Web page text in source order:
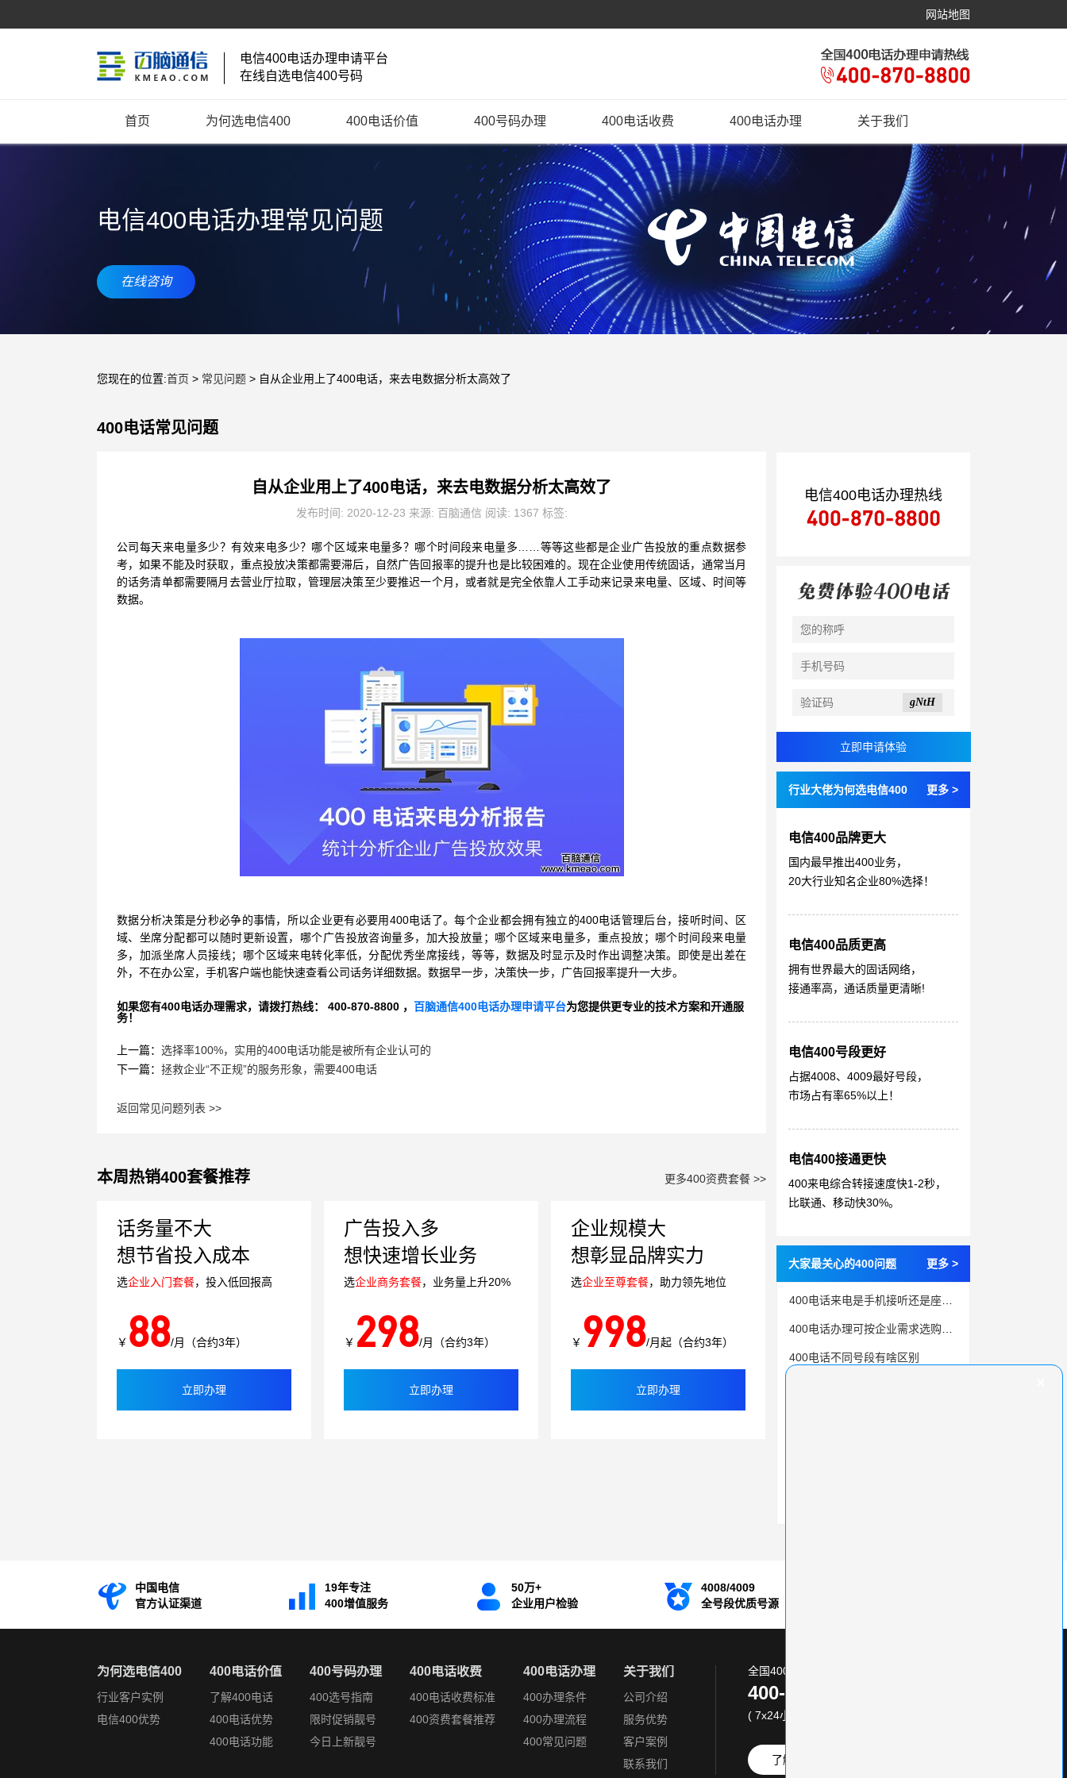
网站地图
电信400电话办理申请平台
在线自选电信400号码
首页 为何选电信400 400电话价值 400号码办理 400电话收费 400电话办理 关于我们
电信400电话办理常见问题
在线咨询
您现在的位置:首页 > 常见问题 > 自从企业用上了400电话，来去电数据分析太高效了
400电话常见问题
自从企业用上了400电话，来去电数据分析太高效了
发布时间: 2020-12-23 来源: 百脑通信 阅读: 1367 标签:
公司每天来电量多少？有效来电多少？哪个区域来电量多？哪个时间段来电量多……等等这些都是企业广告投放的重点数据参
考，如果不能及时获取，重点投放决策都需要滞后，自然广告回报率的提升也是比较困难的。现在企业使用传统固话，通常当月
的话务清单都需要隔月去营业厅拉取，管理层决策至少要推迟一个月，或者就是完全依靠人工手动来记录来电量、区域、时间等
数据。
数据分析决策是分秒必争的事情，所以企业更有必要用400电话了。每个企业都会拥有独立的400电话管理后台，接听时间、区
域、坐席分配都可以随时更新设置，哪个广告投放咨询量多，加大投放量；哪个区域来电量多，重点投放；哪个时间段来电量
多，加派坐席人员接线；哪个区域来电转化率低，分配优秀坐席接线，等等，数据及时显示及时作出调整决策。即使是出差在
外，不在办公室，手机客户端也能快速查看公司话务详细数据。数据早一步，决策快一步，广告回报率提升一大步。
如果您有400电话办理需求，请拨打热线： 400-870-8800 ， 百脑通信400电话办理申请平台为您提供更专业的技术方案和开通服
务！
上一篇： 选择率100%，实用的400电话功能是被所有企业认可的
下一篇： 拯救企业“不正规”的服务形象，需要400电话
返回常见问题列表 >>
本周热销400套餐推荐 更多400资费套餐 >>
话务量不大
想节省投入成本
选企业入门套餐，投入低回报高
￥ 88/月（合约3年）
立即办理
广告投入多
想快速增长业务
选企业商务套餐，业务量上升20%
￥ 298/月（合约3年）
立即办理
企业规模大
想彰显品牌实力
选企业至尊套餐，助力领先地位
￥ 998/月起（合约3年）
立即办理
电信400电话办理热线
gNtH
行业大佬为何选电信400 更多 >
电信400品牌更大
国内最早推出400业务，
20大行业知名企业80%选择！
电信400品质更高
拥有世界最大的固话网络，
接通率高，通话质量更清晰!
电信400号段更好
占据4008、4009最好号段，
市场占有率65%以上！
电信400接通更快
400来电综合转接速度快1-2秒，
比联通、移动快30%。
大家最关心的400问题 更多 >
400电话不同号段有啥区别
中国电信
官方认证渠道
19年专注
400增值服务
50万+
企业用户检验
4008/4009
全号段优质号源
为何选电信400
行业客户实例
电信400优势
400电话价值
了解400电话
400电话优势
400电话功能
400号码办理
400选号指南
限时促销靓号
今日上新靓号
400电话收费
400电话收费标准
400资费套餐推荐
400电话办理
400办理条件
400办理流程
400常见问题
关于我们
公司介绍
服务优势
客户案例
联系我们
全国400电话服务热线:
400-870-8800
( 7x24小时 )
了解更多